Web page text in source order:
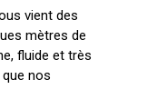
vient des
mètres de
fluide et très
nos